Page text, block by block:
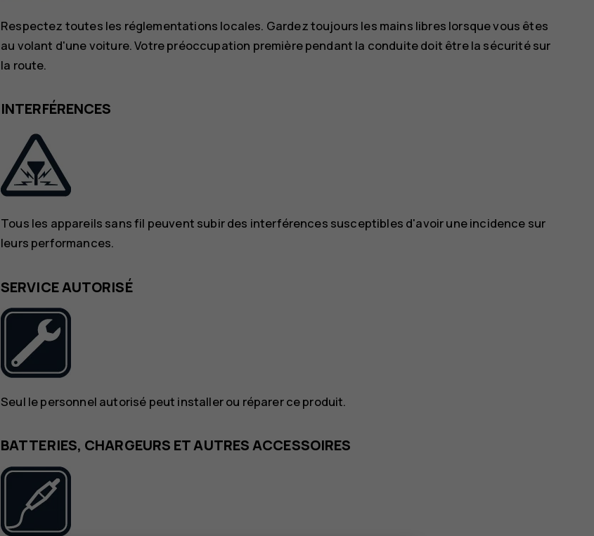
Respectez toutes les réglementations locales. Gardez toujours les mains libres lorsque vous êtes
au volant d'une voiture. Votre préoccupation première pendant la conduite doit être la sécurité sur
la route.
INTERFÉRENCES
Tous les appareils sans fil peuvent subir des interférences susceptibles d'avoir une incidence sur
leurs performances.
SERVICE AUTORISÉ
Seul le personnel autorisé peut installer ou réparer ce produit.
BATTERIES, CHARGEURS ET AUTRES ACCESSOIRES